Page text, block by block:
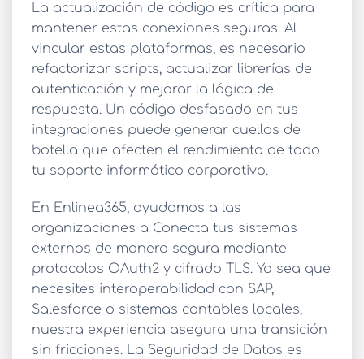
La actualización de código es crítica para
mantener estas conexiones seguras. Al
vincular estas plataformas, es necesario
refactorizar scripts, actualizar librerías de
autenticación y mejorar la lógica de
respuesta. Un código desfasado en tus
integraciones puede generar cuellos de
botella que afecten el rendimiento de todo
tu soporte informático corporativo.
En Enlinea365, ayudamos a las
organizaciones a Conecta tus sistemas
externos de manera segura mediante
protocolos OAuth2 y cifrado TLS. Ya sea que
necesites interoperabilidad con SAP,
Salesforce o sistemas contables locales,
nuestra experiencia asegura una transición
sin fricciones. La Seguridad de Datos es